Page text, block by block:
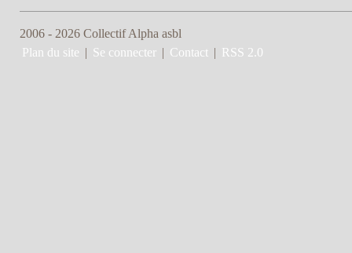
2006 - 2026 Collectif Alpha asbl
Plan du site
Se connecter Contact RSS 2.0